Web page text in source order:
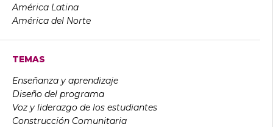
América Latina
América del Norte
TEMAS
Enseñanza y aprendizaje
Diseño del programa
Voz y liderazgo de los estudiantes
Construcción Comunitaria